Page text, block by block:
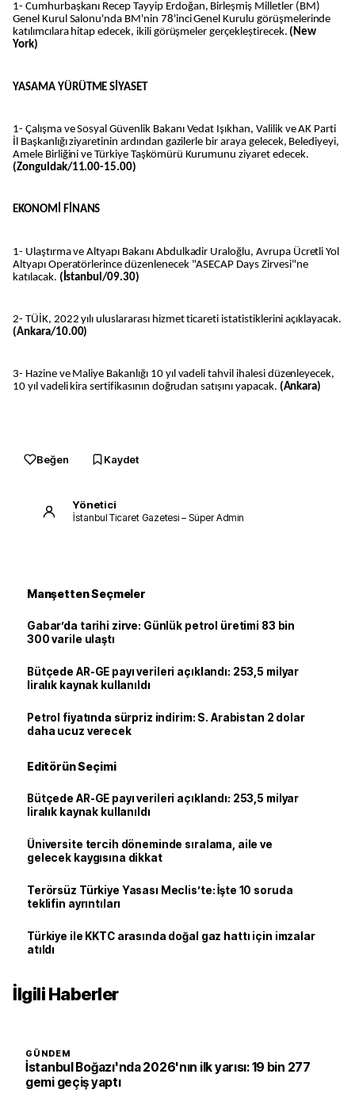
1- Cumhurbaşkanı Recep Tayyip Erdoğan, Birleşmiş Milletler (BM)
Genel Kurul Salonu'nda BM'nin 78'inci Genel Kurulu görüşmelerinde
katılımcılara hitap edecek, ikili görüşmeler gerçekleştirecek. (New
York)
YASAMA YÜRÜTME SİYASET
1- Çalışma ve Sosyal Güvenlik Bakanı Vedat Işıkhan, Valilik ve AK Parti
İl Başkanlığı ziyaretinin ardından gazilerle bir araya gelecek, Belediyeyi,
Amele Birliğini ve Türkiye Taşkömürü Kurumunu ziyaret edecek.
(Zonguldak/11.00-15.00)
EKONOMİ FİNANS
1- Ulaştırma ve Altyapı Bakanı Abdulkadir Uraloğlu, Avrupa Ücretli Yol
Altyapı Operatörlerince düzenlenecek "ASECAP Days Zirvesi"ne
katılacak. (İstanbul/09.30)
2- TÜİK, 2022 yılı uluslararası hizmet ticareti istatistiklerini açıklayacak.
(Ankara/10.00)
3- Hazine ve Maliye Bakanlığı 10 yıl vadeli tahvil ihalesi düzenleyecek,
10 yıl vadeli kira sertifikasının doğrudan satışını yapacak. (Ankara)
Beğen Kaydet
Yönetici
İstanbul Ticaret Gazetesi – Süper Admin
Manşetten Seçmeler
Gabar’da tarihi zirve: Günlük petrol üretimi 83 bin
300 varile ulaştı
Bütçede AR-GE payı verileri açıklandı: 253,5 milyar
liralık kaynak kullanıldı
Petrol fiyatında sürpriz indirim: S. Arabistan 2 dolar
daha ucuz verecek
Editörün Seçimi
Bütçede AR-GE payı verileri açıklandı: 253,5 milyar
liralık kaynak kullanıldı
Üniversite tercih döneminde sıralama, aile ve
gelecek kaygısına dikkat
Terörsüz Türkiye Yasası Meclis’te: İşte 10 soruda
teklifin ayrıntıları
Türkiye ile KKTC arasında doğal gaz hattı için imzalar
atıldı
İlgili Haberler
GÜNDEM
İstanbul Boğazı'nda 2026'nın ilk yarısı: 19 bin 277
gemi geçiş yaptı